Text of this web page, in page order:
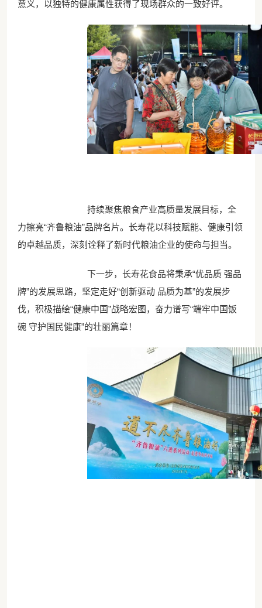
意义，以独特的健康属性获得了现场群众的一致好评。
持续聚焦粮食产业高质量发展目标，全
力擦亮“齐鲁粮油”品牌名片。长寿花以科技赋能、健康引领
的卓越品质，深刻诠释了新时代粮油企业的使命与担当。
下一步，长寿花食品将秉承“优品质 强品
牌”的发展思路，坚定走好“创新驱动 品质为基”的发展步
伐，积极描绘“健康中国”战略宏图，奋力谱写“端牢中国饭
碗 守护国民健康”的壮丽篇章！